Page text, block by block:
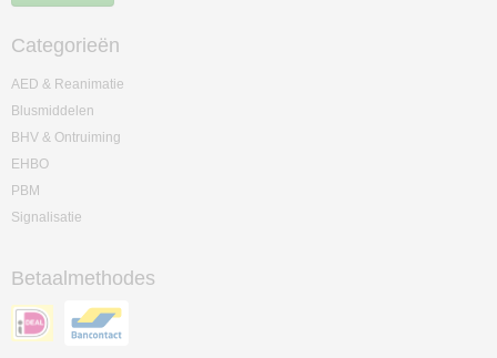
Categorieën
AED & Reanimatie
Blusmiddelen
BHV & Ontruiming
EHBO
PBM
Signalisatie
Betaalmethodes